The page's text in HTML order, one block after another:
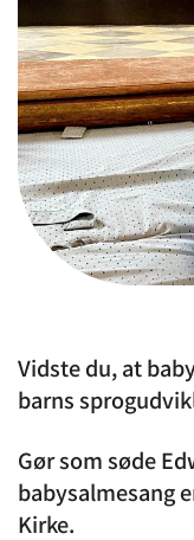
Vidste du, at
barns
Gør som søde
babysalmesang
Kirke.